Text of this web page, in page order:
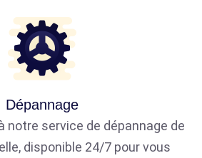
Dépannage
notre service de dépannage de
disponible 24/7 pour vous